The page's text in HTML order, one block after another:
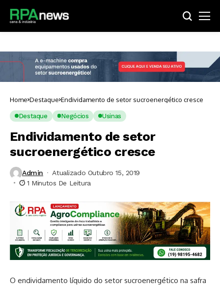
Home Destaque Endividamento de setor sucroenergético cresce
Destaque Negócios Usinas
Endividamento de setor
sucroenergético cresce
Admin
Atualizado Outubro 15, 2019
1 Minutos De Leitura
O endividamento líquido do setor sucroenergético na safra